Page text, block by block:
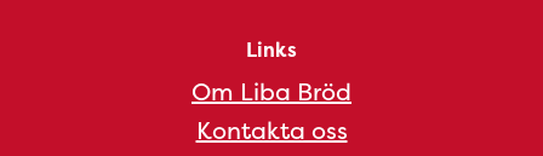
Links
Om Liba Bröd
Kontakta oss